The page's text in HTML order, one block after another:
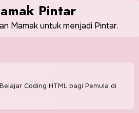
Pintar
Mamak untuk menjadi Pintar.
Coding HTML bagi Pemula di